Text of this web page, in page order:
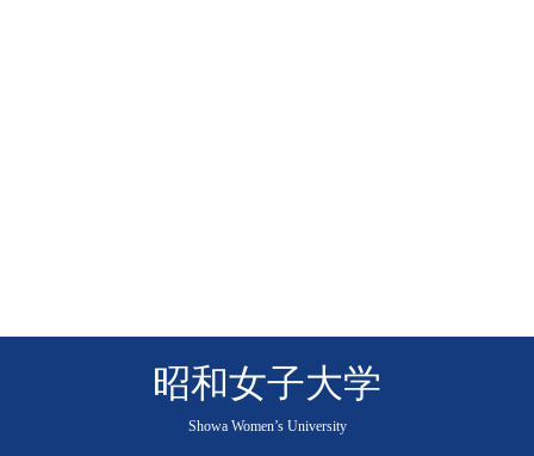
昭和女子大学
Showa Women’s University